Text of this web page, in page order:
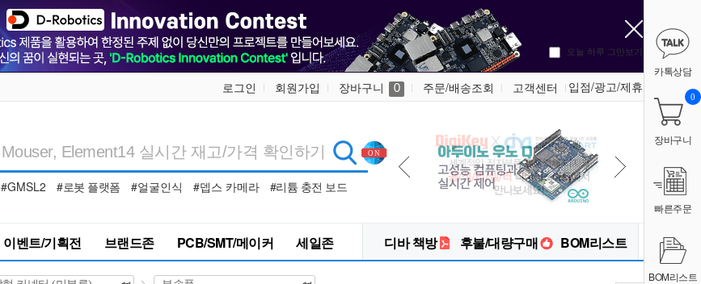
오늘 하루 그만보기
로그인 회원가입 장바구니 0 주문/배송조회 고객센터 입점/광고/제휴
#GMSL2 #로봇 플랫폼 #얼굴인식 #뎁스 카메라 #리튬 충전 보드
이벤트/기획전 브랜드존 PCB/SMT/메이커 세일존 디바 책방 후불/대량구매 BOM리스트
카톡상담
장바구니
0
빠른주문
BOM리스트